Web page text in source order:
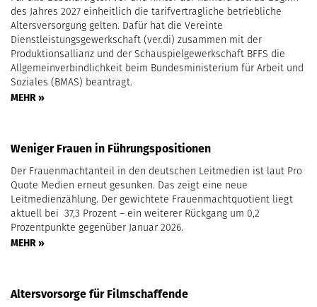
des Jahres 2027 einheitlich die tarifvertragliche betriebliche
Altersversorgung gelten. Dafür hat die Vereinte
Dienstleistungsgewerkschaft (ver.di) zusammen mit der
Produktionsallianz und der Schauspielgewerkschaft BFFS die
Allgemeinverbindlichkeit beim Bundesministerium für Arbeit und
Soziales (BMAS) beantragt.
MEHR »
Weniger Frauen in Führungspositionen
Der Frauenmachtanteil in den deutschen Leitmedien ist laut Pro
Quote Medien erneut gesunken. Das zeigt eine neue
Leitmedienzählung. Der gewichtete Frauenmachtquotient liegt
aktuell bei 37,3 Prozent – ein weiterer Rückgang um 0,2
Prozentpunkte gegenüber Januar 2026.
MEHR »
Altersvorsorge für Filmschaffende